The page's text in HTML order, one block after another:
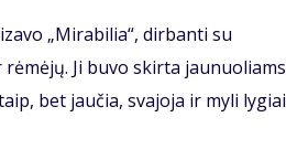
„Mirabilia“, dirbanti su
Ji buvo skirta jaunuoliams
bet jaučia, svajoja ir myli lygiai